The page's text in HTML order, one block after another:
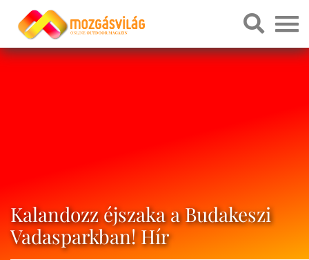
Kalandozz éjszaka a Budakeszi
Vadasparkban! Hír